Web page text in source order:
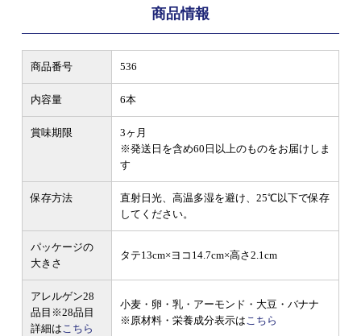
商品情報
商品番号 536
内容量 6本
賞味期限
3ヶ月
※発送日を含め60日以上のものをお届けしま
す
保存方法
直射日光、高温多湿を避け、25℃以下で保存
してください。
パッケージの
大きさ
タテ13cm×ヨコ14.7cm×高さ2.1cm
アレルゲン28
品目 ※28品目
詳細はこちら
小麦・卵・乳・アーモンド・大豆・バナナ
※原材料・栄養成分表示はこちら